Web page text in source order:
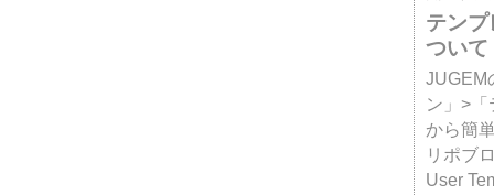
テン
ついて
JUGEM
ン」>
から簡
リポブ
User